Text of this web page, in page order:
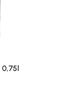
5 Sternen
0,75l